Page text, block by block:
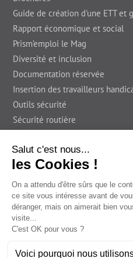
Guide de création d'une ETT et
Rapport économique et social
Prism’emploi le Mag
Diversité et inclusion
Documentation réservée
Insertion des travailleurs
Outils sécurité
Sécurité routière
En région
Foire Aux Questions
Prism'emploi le Blog
Informations légales
Déclaration d’accessibilité